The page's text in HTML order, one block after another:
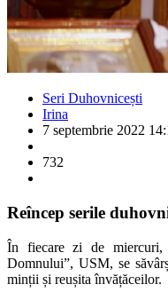
Seri Duhovnicești
Irina
7 septembrie 2022
732
Reîncep serile
În fiecare zi de miercuri,
Domnului”, USM, se
minții și reușita învățăceilor.